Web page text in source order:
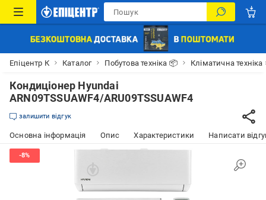
Епіцентр К Каталог Побутова техніка 📦 Кліматична
Кондиціонер Hyundai
ARN09TSSUAWF4/ARU09TSSUAWF4
залишити відгук
Основна інформація Опис Характеристики Написати